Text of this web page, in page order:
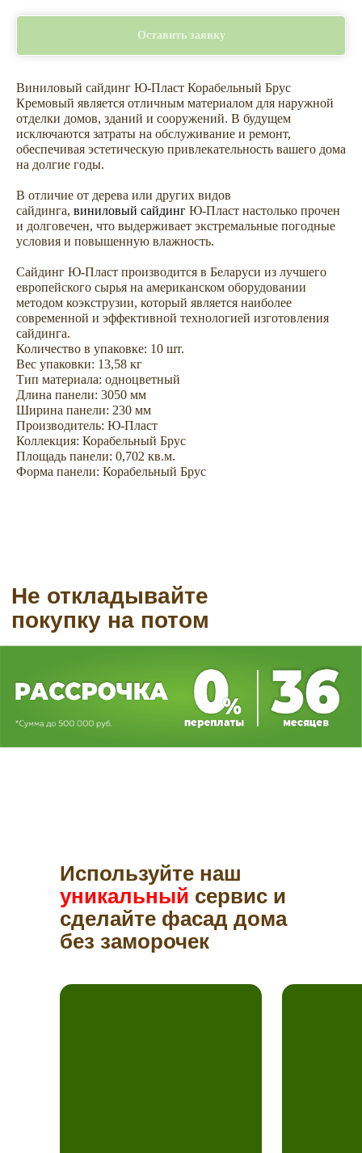
Оставить заявку
Виниловый сайдинг Ю-Пласт Корабельный Брус
Кремовый является отличным материалом для наружной
отделки домов, зданий и сооружений. В будущем
исключаются затраты на обслуживание и ремонт,
обеспечивая эстетическую привлекательность вашего дома
на долгие годы.
В отличие от дерева или других видов
сайдинга, виниловый сайдинг Ю-Пласт настолько прочен
и долговечен, что выдерживает экстремальные погодные
условия и повышенную влажность.
Сайдинг Ю-Пласт производится в Беларуси из лучшего
европейского сырья на американском оборудовании
методом коэкструзии, который является наиболее
современной и эффективной технологией изготовления
сайдинга.
Количество в упаковке: 10 шт.
Вес упаковки: 13,58 кг
Тип материала: одноцветный
Длина панели: 3050 мм
Ширина панели: 230 мм
Производитель: Ю-Пласт
Коллекция: Корабельный Брус
Площадь панели: 0,702 кв.м.
Форма панели: Корабельный Брус
покупку на потом
Используйте наш
уникальный сервис и
сделайте фасад дома
без заморочек